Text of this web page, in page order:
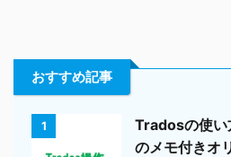
おすすめ記事
1
Tradosの使い
のメモ付きオ